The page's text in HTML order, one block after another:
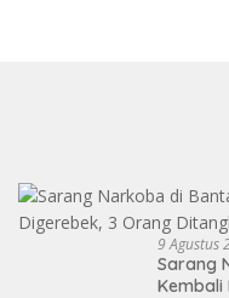
9 Agustus
Sarang
Kembali